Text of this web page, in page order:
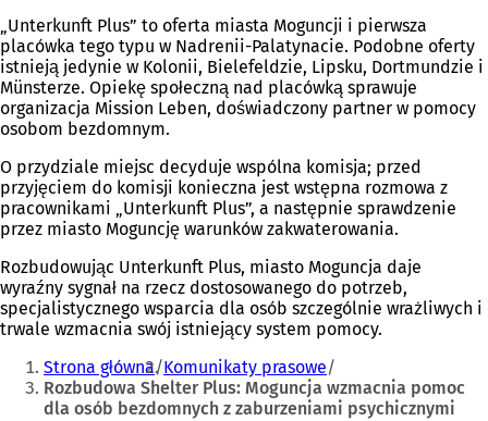
„Unterkunft Plus” to oferta miasta Moguncji i pierwsza
placówka tego typu w Nadrenii-Palatynacie. Podobne oferty
istnieją jedynie w Kolonii, Bielefeldzie, Lipsku, Dortmundzie i
Münsterze. Opiekę społeczną nad placówką sprawuje
organizacja Mission Leben, doświadczony partner w pomocy
osobom bezdomnym.
O przydziale miejsc decyduje wspólna komisja; przed
przyjęciem do komisji konieczna jest wstępna rozmowa z
pracownikami „Unterkunft Plus”, a następnie sprawdzenie
przez miasto Moguncję warunków zakwaterowania.
Rozbudowując Unterkunft Plus, miasto Moguncja daje
wyraźny sygnał na rzecz dostosowanego do potrzeb,
specjalistycznego wsparcia dla osób szczególnie wrażliwych i
trwale wzmacnia swój istniejący system pomocy.
Jesteś
tutaj:
Strona główna Komunikaty prasowe
Rozbudowa Shelter Plus: Moguncja wzmacnia pomoc
dla osób bezdomnych z zaburzeniami psychicznymi